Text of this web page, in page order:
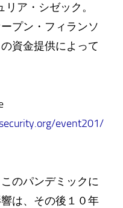
ア・シゼック。
プン・フィランソ
資金提供によって
event201/
のパンデミックに
は、その後１０年